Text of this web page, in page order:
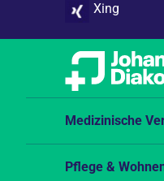
Xing
Medizinische
Pflege &